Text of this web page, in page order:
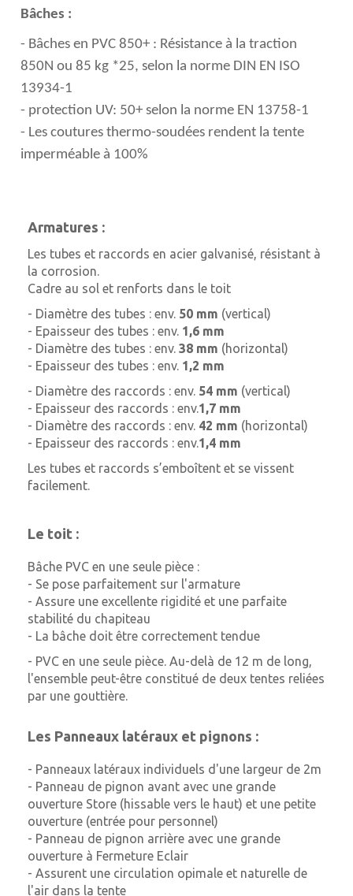
Bâches :
- Bâches en PVC 850+ : Résistance à la traction
850N ou 85 kg *25, selon la norme DIN EN ISO
13934-1
- protection UV: 50+ selon la norme EN 13758-1
- Les coutures thermo-soudées rendent la tente
imperméable à 100%
Armatures :
Les tubes et raccords en acier galvanisé, résistant à
la corrosion.
Cadre au sol et renforts dans le toit
- Diamètre des tubes : env. 50 mm (vertical)
- Epaisseur des tubes : env. 1,6 mm
- Diamètre des tubes : env. 38 mm (horizontal)
- Epaisseur des tubes : env. 1,2 mm
- Diamètre des raccords : env. 54 mm (vertical)
- Epaisseur des raccords : env.1,7 mm
- Diamètre des raccords : env. 42 mm (horizontal)
- Epaisseur des raccords : env.1,4 mm
Les tubes et raccords s’emboîtent et se vissent
facilement.
Le toit :
Bâche PVC en une seule pièce :
- Se pose parfaitement sur l'armature
- Assure une excellente rigidité et une parfaite
stabilité du chapiteau
- La bâche doit être correctement tendue
- PVC en une seule pièce. Au-delà de 12 m de long,
l'ensemble peut-être constitué de deux tentes reliées
par une gouttière.
Les Panneaux latéraux et pignons :
- Panneaux latéraux individuels d'une largeur de 2m
- Panneau de pignon avant avec une grande
ouverture Store (hissable vers le haut) et une petite
ouverture (entrée pour personnel)
- Panneau de pignon arrière avec une grande
ouverture à Fermeture Eclair
- Assurent une circulation opimale et naturelle de
l'air dans la tente